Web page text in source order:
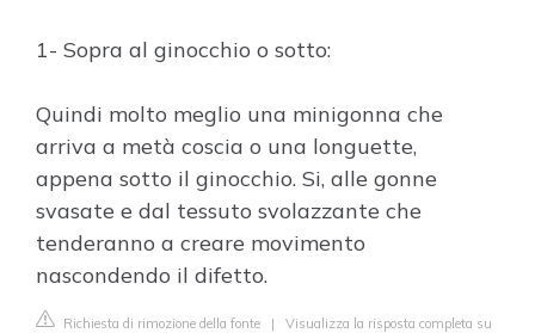
1- Sopra al ginocchio o sotto:
Quindi molto meglio una minigonna che
arriva a metà coscia o una longuette,
appena sotto il ginocchio. Si, alle gonne
svasate e dal tessuto svolazzante che
tenderanno a creare movimento
nascondendo il difetto.
Richiesta di rimozione della fonte | Visualizza la risposta completa su